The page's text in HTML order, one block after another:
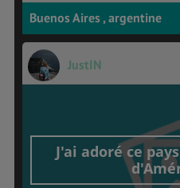
Buenos Aires , argentine
JustIN
J'ai adoré ce